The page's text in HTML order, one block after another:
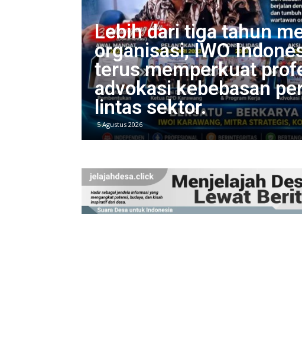
Lebih dari tiga tahun
organisasi, IWO
terus memperkuat
advokasi kebebasan
lintas sektor.
5 Agustus 2026